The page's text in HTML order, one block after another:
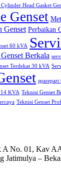
Cylinder Head Gasket
Genset
Genset Perbaikan
60 kVA
Berkala
Terdekat 30 kVA
sparepart
KVA Teknisi Genset
Teknisi Genset
A No. 01, Kav
Jatimulya –